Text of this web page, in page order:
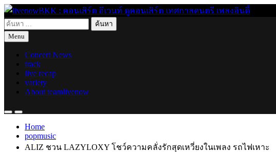
Skip
to
content
livenowBKK : คอนเสิร์ต อีเวนท์ ดูคอนเสิร์ต เทศกาลดนตรี เพลงอินดี้
live for today
ค้นหา
สำหรับ:
Menu
Concert News
track
live recap
variety
About teamlivenow
Home
popmusic
ALIZ ชวน LAZYLOXY โชว์ความคลั่งรักสุดเหวี่ยงในเพลง รถไฟเหาะ